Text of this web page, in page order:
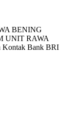
BENING
UNIT RAWA
Kontak Bank BRI